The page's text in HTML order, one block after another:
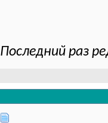
Последний раз